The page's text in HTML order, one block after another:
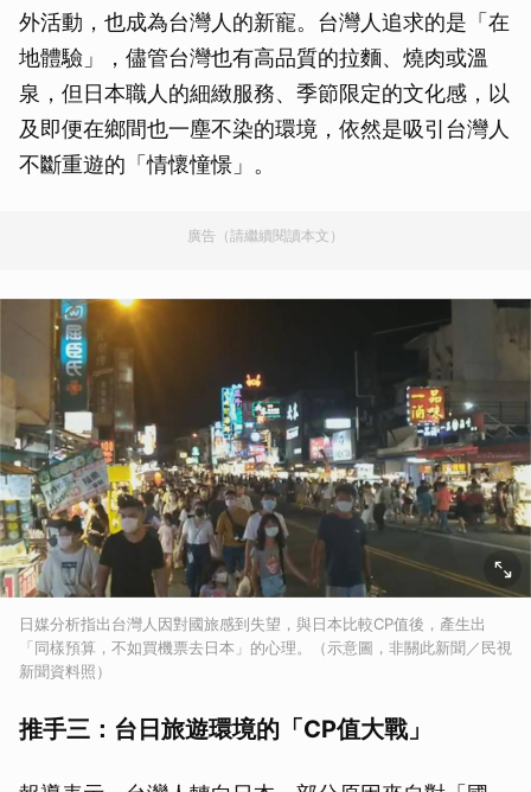
外活動，也成為台灣人的新寵。台灣人追求的是「在
地體驗」，儘管台灣也有高品質的拉麵、燒肉或溫
泉，但日本職人的細緻服務、季節限定的文化感，以
及即便在鄉間也一塵不染的環境，依然是吸引台灣人
不斷重遊的「情懷憧憬」。
廣告（請繼續閱讀本文）
日媒分析指出台灣人因對國旅感到失望，與日本比較CP值後，產生出
「同樣預算，不如買機票去日本」的心理。（示意圖，非關此新聞／民視
新聞資料照）
推手三：台日旅遊環境的「CP值大戰」